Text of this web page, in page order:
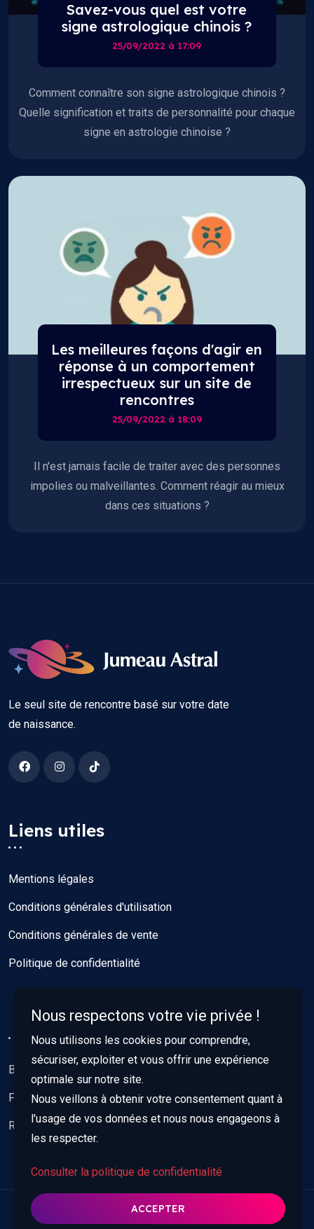
Savez-vous quel est votre
signe astrologique chinois ?
25/09/2022 à 17:09
Comment connaître son signe astrologique chinois ?
Quelle signification et traits de personnalité pour chaque
signe en astrologie chinoise ?
Les meilleures façons d'agir en
réponse à un comportement
irrespectueux sur un site de
rencontres
25/09/2022 à 18:09
Il n'est jamais facile de traiter avec des personnes
impolies ou malveillantes. Comment réagir au mieux
dans ces situations ?
Le seul site de rencontre basé sur votre date
de naissance.
Liens utiles
Mentions légales
Conditions générales d'utilisation
Conditions générales de vente
Politique de confidentialité
Blog
Foire aux questions
Rechercher
© 2022 - 2026 Jumeau Astral, tous droits réservés.
Nous respectons votre vie privée !
Nous utilisons les cookies pour comprendre,
sécuriser, exploiter et vous offrir une expérience
optimale sur notre site.
Nous veillons à obtenir votre consentement quant à
l'usage de vos données et nous nous engageons à
les respecter.
Consulter la politique de confidentialité
ACCEPTER